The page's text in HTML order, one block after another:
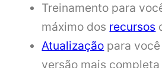
Treinamento para
máximo dos recursos
Atualização para
versão mais